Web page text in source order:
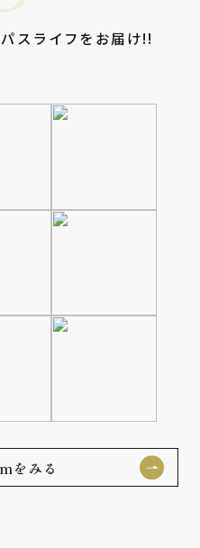
スライフをお届け!!
をみる